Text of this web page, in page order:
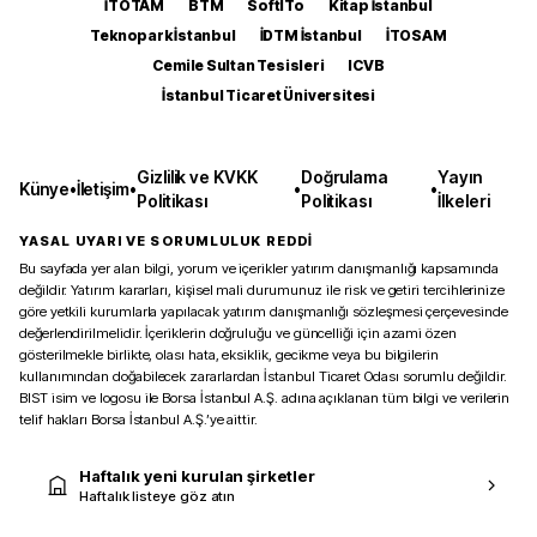
İTOTAM BTM SoftITo
Kitap İstanbul
Teknopark İstanbul
İDTM İstanbul
İTOSAM
Cemile Sultan Tesisleri
ICVB
İstanbul Ticaret Üniversitesi
Künye•İletişim•
Gizlilik ve KVKK
Politikası
•
Doğrulama
Politikası
•
Yayın
İlkeleri
YASAL UYARI VE SORUMLULUK REDDİ
Bu sayfada yer alan bilgi, yorum ve içerikler yatırım danışmanlığı kapsamında
değildir. Yatırım kararları, kişisel mali durumunuz ile risk ve getiri tercihlerinize
göre yetkili kurumlarla yapılacak yatırım danışmanlığı sözleşmesi çerçevesinde
değerlendirilmelidir. İçeriklerin doğruluğu ve güncelliği için azami özen
gösterilmekle birlikte, olası hata, eksiklik, gecikme veya bu bilgilerin
kullanımından doğabilecek zararlardan İstanbul Ticaret Odası sorumlu değildir.
BIST isim ve logosu ile Borsa İstanbul A.Ş. adına açıklanan tüm bilgi ve verilerin
telif hakları Borsa İstanbul A.Ş.’ye aittir.
Haftalık yeni kurulan şirketler
Haftalık listeye göz atın